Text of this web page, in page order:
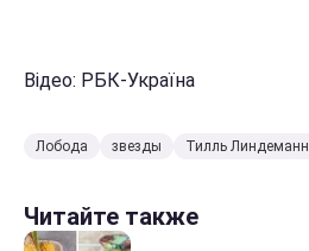
Відео: РБК-Україна
Лобода звезды Тилль Линдеманн
Читайте также